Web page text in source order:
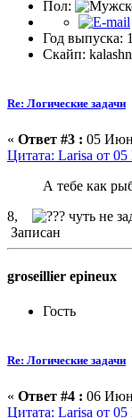
Пол:
Год выпуска:
Скайп:
Re: Логические задачи
« Ответ #3 : 05
Цитата: Larisa от
А тебе как
8,
чуть не
Записан
groseillier epineux
Гость
Re: Логические задачи
« Ответ #4 : 06
Цитата: Larisa от